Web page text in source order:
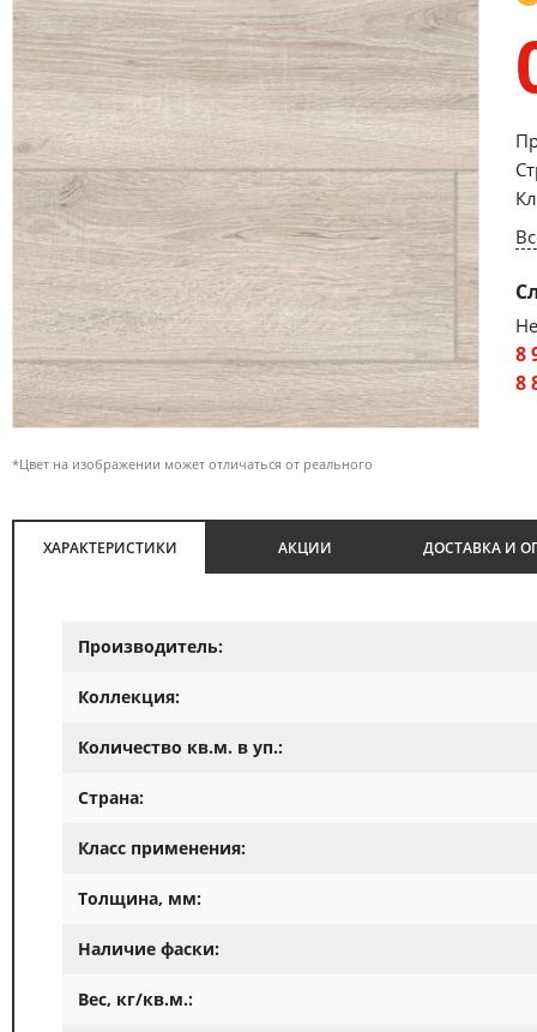
*Цвет на изображении может отличаться от реального
8
8
ХАРАКТЕРИСТИКИ АКЦИИ ДОСТАВКА И
Производитель:
Коллекция:
Количество кв.м. в уп.:
Страна:
Класс применения:
Толщина, мм:
Наличие фаски:
Вес, кг/кв.м.: